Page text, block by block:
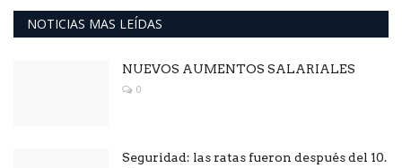
NOTICIAS MAS LEÍDAS
NUEVOS AUMENTOS SALARIALES
0
Seguridad: las ratas fueron después del 10.